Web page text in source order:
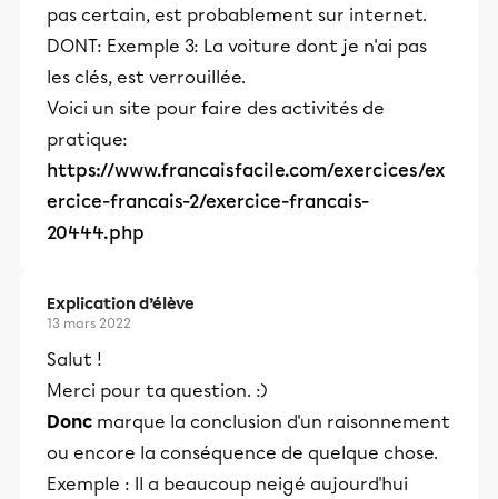
pas certain, est probablement sur internet.
DONT: Exemple 3: La voiture dont je n'ai pas
les clés, est verrouillée.
Voici un site pour faire des activités de
pratique:
https://www.francaisfacile.com/exercices/ex
ercice-francais-2/exercice-francais-
20444.php
Explication d’élève
13 mars 2022
Salut !
Merci pour ta question. :)
Donc marque la conclusion d'un raisonnement
ou encore la conséquence de quelque chose.
Exemple : Il a beaucoup neigé aujourd'hui